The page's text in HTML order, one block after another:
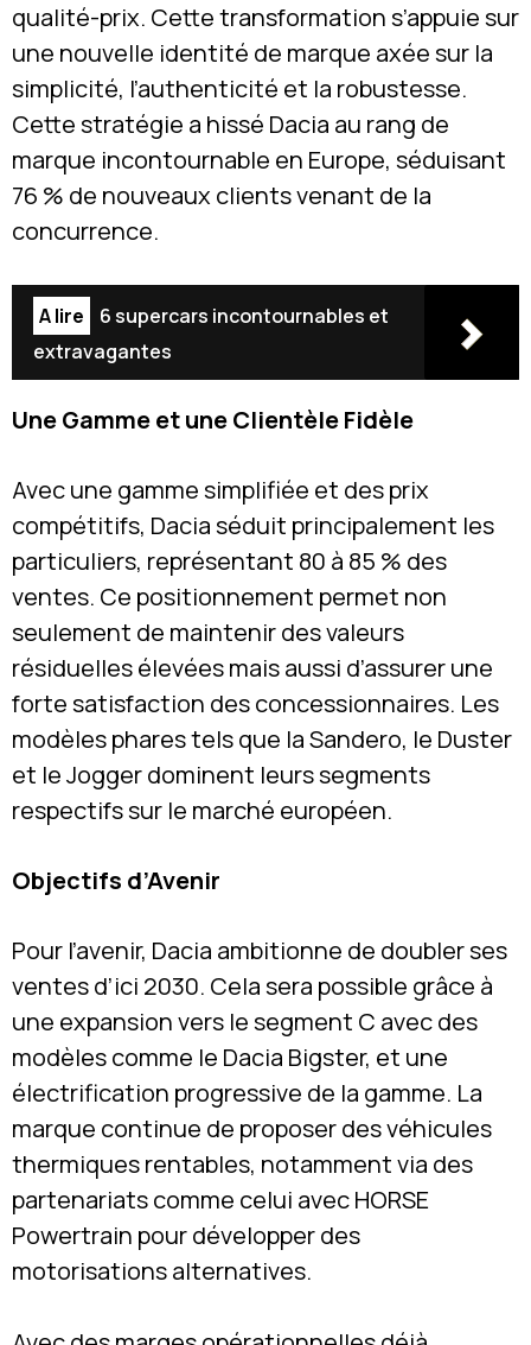
qualité-prix. Cette transformation s’appuie sur
une nouvelle identité de marque axée sur la
simplicité, l’authenticité et la robustesse.
Cette stratégie a hissé Dacia au rang de
marque incontournable en Europe, séduisant
76 % de nouveaux clients venant de la
concurrence.
A lire
6 supercars incontournables et
extravagantes
Une Gamme et une Clientèle Fidèle
Avec une gamme simplifiée et des prix
compétitifs, Dacia séduit principalement les
particuliers, représentant 80 à 85 % des
ventes. Ce positionnement permet non
seulement de maintenir des valeurs
résiduelles élevées mais aussi d’assurer une
forte satisfaction des concessionnaires. Les
modèles phares tels que la Sandero, le Duster
et le Jogger dominent leurs segments
respectifs sur le marché européen.
Objectifs d’Avenir
Pour l’avenir, Dacia ambitionne de doubler ses
ventes d’ici 2030. Cela sera possible grâce à
une expansion vers le segment C avec des
modèles comme le Dacia Bigster, et une
électrification progressive de la gamme. La
marque continue de proposer des véhicules
thermiques rentables, notamment via des
partenariats comme celui avec HORSE
Powertrain pour développer des
motorisations alternatives.